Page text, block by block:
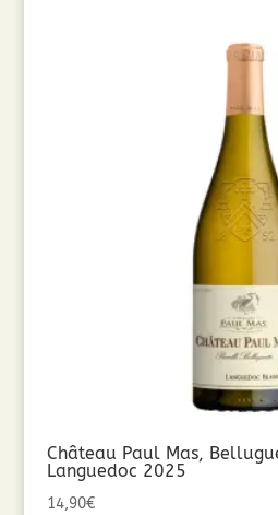
Château Paul Mas,
Languedoc 2025
14,90€